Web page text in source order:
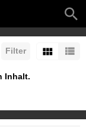
Filter
Inhalt.